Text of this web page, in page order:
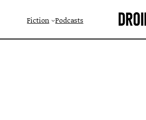
Fiction Podcasts